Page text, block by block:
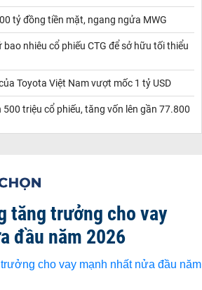
tỷ đồng tiền mặt, ngang ngửa MWG
nhiêu cổ phiếu CTG để sở hữu tối thiểu
Toyota Việt Nam vượt mốc 1 tỷ USD
triệu cổ phiếu, tăng vốn lên gần 77.800
tăng trưởng cho vay
đầu năm 2026